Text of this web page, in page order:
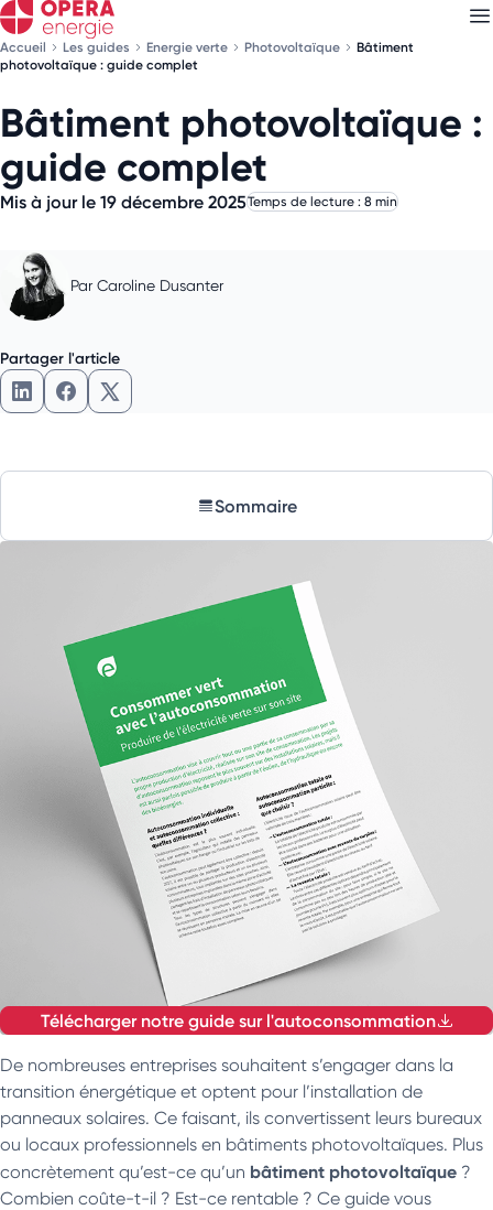
Accueil Les guides Energie verte Photovoltaïque
Bâtiment
photovoltaïque : guide complet
Bâtiment photovoltaïque :
guide complet
Mis à jour le 19 décembre 2025Temps de lecture : 8 min
Par Caroline Dusanter
Partager l'article
Partager l'article sur LinkedIn
Partager l'article sur Facebook
Partager l'article sur X
Sommaire
Télécharger notre guide sur l'autoconsommation
De nombreuses entreprises souhaitent s’engager dans la
transition énergétique et optent pour l’installation de
panneaux solaires. Ce faisant, ils convertissent leurs bureaux
ou locaux professionnels en bâtiments photovoltaïques. Plus
concrètement qu’est-ce qu’un bâtiment photovoltaïque ?
Combien coûte-t-il ? Est-ce rentable ? Ce guide vous
Découvrez nosnewsletters
Choisissez les newsletters qui vous intéressent